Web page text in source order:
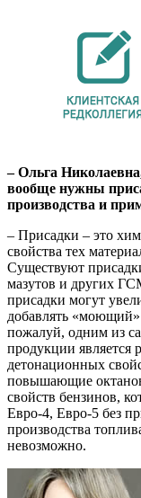
– Ольга
вообще нужны
производства и
– Присадки – это
свойства тех
Существуют
мазутов и других
присадки могут
добавлять
пожалуй, одним из
продукции является
детонационных
повышающие
свойств бензинов,
Евро-4, Евро-5 без
производства
невозможно.